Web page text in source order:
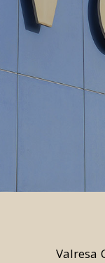
Automatic Color
Manual Color System
Valresa